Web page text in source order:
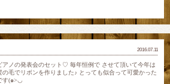
2016.07.11
アノの発表会のセット♡ 毎年恒例で させて頂いて今年は
の毛でリボンを作りました♪ とっても似合って可愛かった
す(๑>◡